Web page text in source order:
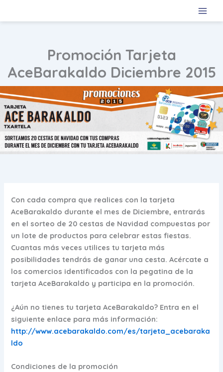
Promoción Tarjeta
AceBarakaldo Diciembre 2015
Con cada compra que realices con la tarjeta
AceBarakaldo durante el mes de Diciembre, entrarás
en el sorteo de 20 cestas de Navidad compuestas por
un lote de productos para celebrar estas fiestas.
Cuantas más veces utilices tu tarjeta más
posibilidades tendrás de ganar una cesta. Acércate a
los comercios identificados con la pegatina de la
tarjeta AceBarakaldo y participa en la promoción.
¿Aún no tienes tu tarjeta AceBarakaldo? Entra en el
siguiente enlace para más información:
http://www.acebarakaldo.com/es/tarjeta_acebaraka
ldo
Condiciones de la promoción